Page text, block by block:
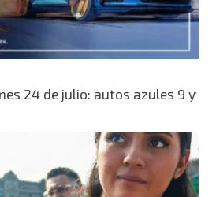
24 de julio: autos azules 9 y